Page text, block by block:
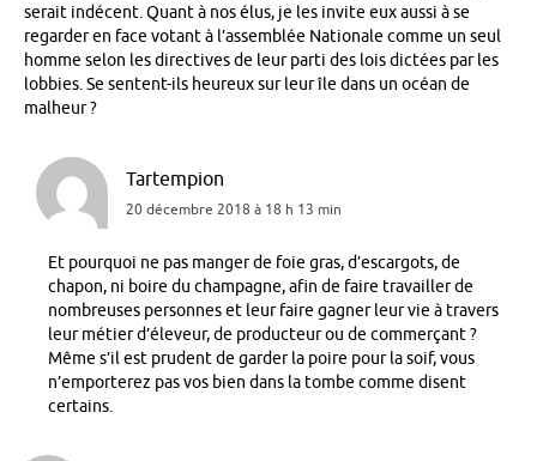
serait indécent. Quant à nos élus, je les invite eux aussi à se
regarder en face votant à l’assemblée Nationale comme un seul
homme selon les directives de leur parti des lois dictées par les
lobbies. Se sentent-ils heureux sur leur île dans un océan de
malheur ?
Tartempion
20 décembre 2018 à 18 h 13 min
Et pourquoi ne pas manger de foie gras, d’escargots, de
chapon, ni boire du champagne, afin de faire travailler de
nombreuses personnes et leur faire gagner leur vie à travers
leur métier d’éleveur, de producteur ou de commerçant ?
Même s’il est prudent de garder la poire pour la soif, vous
n’emporterez pas vos bien dans la tombe comme disent
certains.